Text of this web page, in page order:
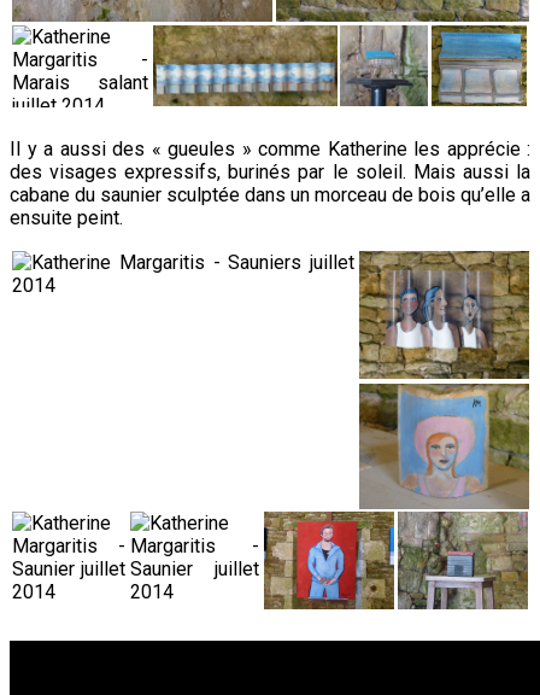
Il y a aussi des « gueules » comme Katherine les apprécie :
des visages expressifs, burinés par le soleil. Mais aussi la
cabane du saunier sculptée dans un morceau de bois qu’elle a
ensuite peint.